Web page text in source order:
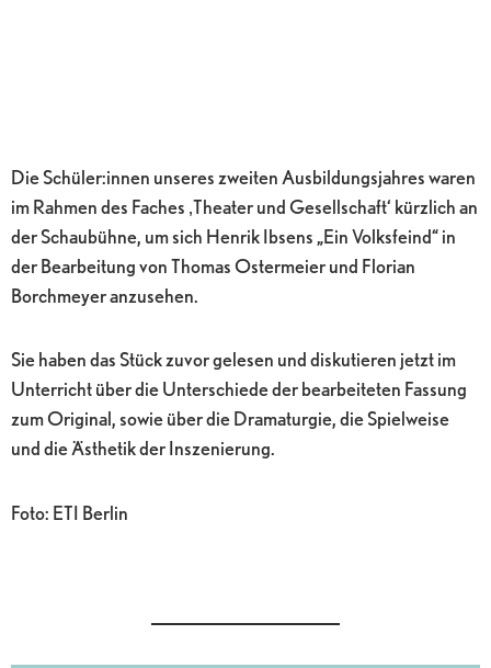
Die Schüler:innen unseres zweiten Ausbildungsjahres waren
im Rahmen des Faches ‚Theater und Gesellschaft‘ kürzlich an
der Schaubühne, um sich Henrik Ibsens „Ein Volksfeind“ in
der Bearbeitung von Thomas Ostermeier und Florian
Borchmeyer anzusehen.
Sie haben das Stück zuvor gelesen und diskutieren jetzt im
Unterricht über die Unterschiede der bearbeiteten Fassung
zum Original, sowie über die Dramaturgie, die Spielweise
und die Ästhetik der Inszenierung.
Foto: ETI Berlin